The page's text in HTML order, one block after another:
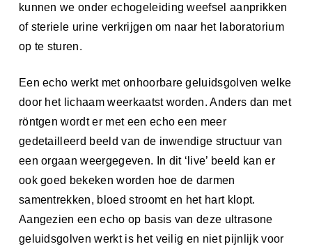
kunnen we onder echogeleiding weefsel aanprikken
of steriele urine verkrijgen om naar het laboratorium
op te sturen.
Een echo werkt met onhoorbare geluidsgolven welke
door het lichaam weerkaatst worden. Anders dan met
röntgen wordt er met een echo een meer
gedetailleerd beeld van de inwendige structuur van
een orgaan weergegeven. In dit ‘live’ beeld kan er
ook goed bekeken worden hoe de darmen
samentrekken, bloed stroomt en het hart klopt.
Aangezien een echo op basis van deze ultrasone
geluidsgolven werkt is het veilig en niet pijnlijk voor